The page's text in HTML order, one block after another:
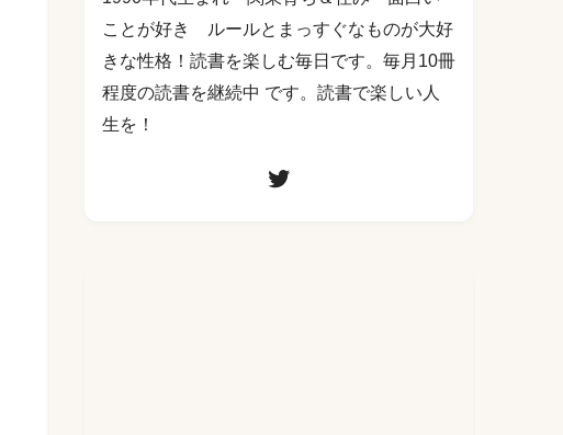
ことが好き ルールとまっすぐなものが大好
きな性格！読書を楽しむ毎日です。毎月10冊
程度の読書を継続中 です。読書で楽しい人
生を！